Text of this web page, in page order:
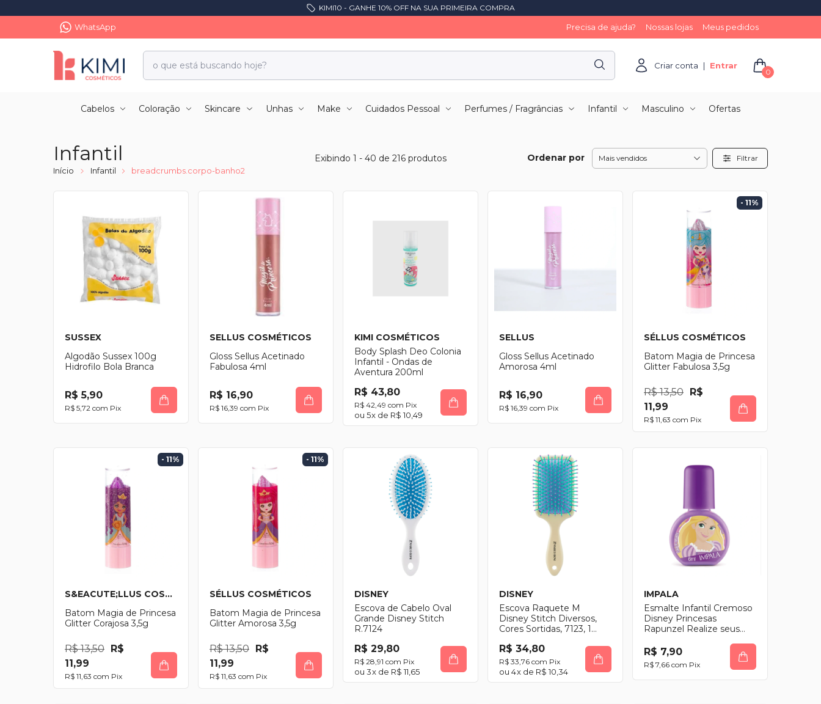
KIMI10 - GANHE 10% OFF NA SUA PRIMEIRA COMPRA
WhatsApp Precisa de ajuda? Nossas lojas Meus pedidos
Criar conta | Entrar
0
Cabelos Coloração Skincare Unhas Make Cuidados Pessoal Perfumes / Fragrâncias Infantil Masculino Ofertas
Infantil
Início Infantil breadcrumbs.corpo-banho2
Exibindo 1 - 40 de 216 produtos Ordenar por Filtrar
SUSSEX
Algodão Sussex 100g
Hidrofilo Bola Branca
R$ 5,90
R$ 5,72 com Pix
SELLUS COSMÉTICOS
Gloss Sellus Acetinado
Fabulosa 4ml
R$ 16,90
R$ 16,39 com Pix
KIMI COSMÉTICOS
Body Splash Deo Colonia
Infantil - Ondas de
Aventura 200ml
R$ 43,80
R$ 42,49 com Pix
5x de R$ 10,49
SELLUS
Gloss Sellus Acetinado
Amorosa 4ml
R$ 16,90
R$ 16,39 com Pix
- 11%
SÉLLUS COSMÉTICOS
Batom Magia de Princesa
Glitter Fabulosa 3,5g
R$ 13,50 R$
11,99
R$ 11,63 com Pix
- 11%
S&EACUTE;LLUS COSM&EACUTE;TICOS
Batom Magia de Princesa
Glitter Corajosa 3,5g
R$ 13,50 R$
11,99
R$ 11,63 com Pix
- 11%
SÉLLUS COSMÉTICOS
Batom Magia de Princesa
Glitter Amorosa 3,5g
R$ 13,50 R$
11,99
R$ 11,63 com Pix
DISNEY
Escova de Cabelo Oval
Grande Disney Stitch
R.7124
R$ 29,80
R$ 28,91 com Pix
3x de R$ 11,65
DISNEY
Escova Raquete M
Disney Stitch Diversos,
Cores Sortidas, 7123, 1
R$ 34,80
R$ 33,76 com Pix
4x de R$ 10,34
IMPALA
Esmalte Infantil Cremoso
Disney Princesas
Rapunzel Realize seus
R$ 7,90
R$ 7,66 com Pix